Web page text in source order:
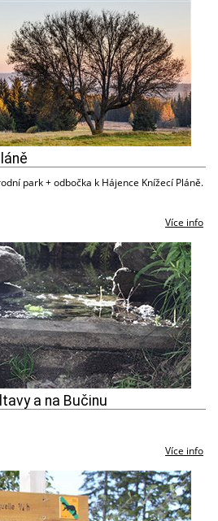
park + odbočka k Hájence Knížecí Pláně.
Více info
a na Bučinu
Více info